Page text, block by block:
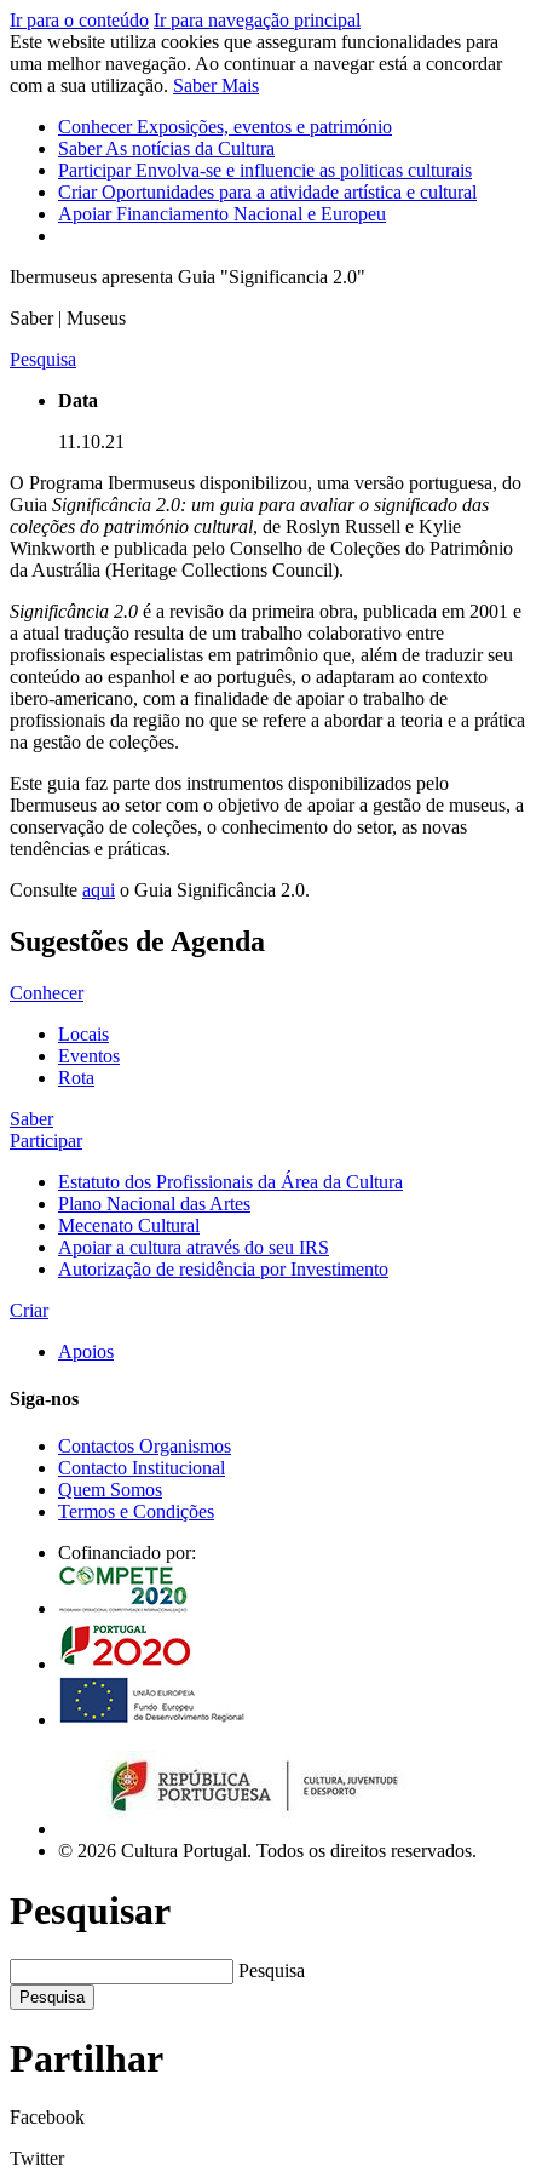
Ir para o conteúdo Ir para navegação principal
Este website utiliza cookies que asseguram funcionalidades para
uma melhor navegação. Ao continuar a navegar está a concordar
com a sua utilização. Saber Mais
ConhecerExposições, eventos e património
SaberAs notícias da Cultura
ParticiparEnvolva-se e influencie as politicas culturais
CriarOportunidades para a atividade artística e cultural
ApoiarFinanciamento Nacional e Europeu
Ibermuseus apresenta Guia "Significancia 2.0"
Saber | Museus
Pesquisa
Data
11.10.21
O Programa Ibermuseus disponibilizou, uma versão portuguesa, do
Guia Significância 2.0: um guia para avaliar o significado das
coleções do património cultural, de Roslyn Russell e Kylie
Winkworth e publicada pelo Conselho de Coleções do Patrimônio
da Austrália (Heritage Collections Council).
Significância 2.0 é a revisão da primeira obra, publicada em 2001 e
a atual tradução resulta de um trabalho colaborativo entre
profissionais especialistas em patrimônio que, além de traduzir seu
conteúdo ao espanhol e ao português, o adaptaram ao contexto
ibero-americano, com a finalidade de apoiar o trabalho de
profissionais da região no que se refere a abordar a teoria e a prática
na gestão de coleções.
Este guia faz parte dos instrumentos disponibilizados pelo
Ibermuseus ao setor com o objetivo de apoiar a gestão de museus, a
conservação de coleções, o conhecimento do setor, as novas
tendências e práticas.
Consulte aqui o Guia Significância 2.0.
Sugestões de Agenda
Conhecer
Locais
Eventos
Rota
Saber
Participar
Estatuto dos Profissionais da Área da Cultura
Plano Nacional das Artes
Mecenato Cultural
Apoiar a cultura através do seu IRS
Autorização de residência por Investimento
Criar
Apoios
Siga-nos
Contactos Organismos
Contacto Institucional
Quem Somos
Termos e Condições
Cofinanciado por:
© 2026 Cultura Portugal. Todos os direitos reservados.
Pesquisar
Pesquisa
Pesquisa
Partilhar
Facebook
Twitter